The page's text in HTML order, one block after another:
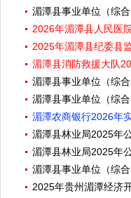
湄潭县事业单位（综
2026年湄潭县人民医
2025年湄潭县纪委县
湄潭县消防救援大队
湄潭县事业单位（综
湄潭县事业单位（综
湄潭农商银行2026年
湄潭县林业局2025年
湄潭县林业局2025年
湄潭县事业单位（综
2025年贵州湄潭经济